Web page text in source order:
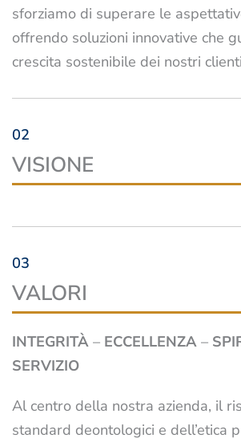
sforziamo di superare le
offrendo soluzioni innovative che
crescita sostenibile dei nostri
02
VISIONE
03
VALORI
INTEGRITÀ – ECCELLENZA –
SERVIZIO
Al centro della nostra azienda, il
standard deontologici e dell’etica